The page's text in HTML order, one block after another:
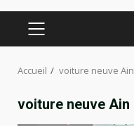
MENU
Accueil voiture neuve Ain
voiture neuve Ain